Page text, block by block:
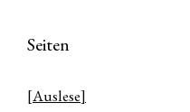
Seiten
[Auslese]